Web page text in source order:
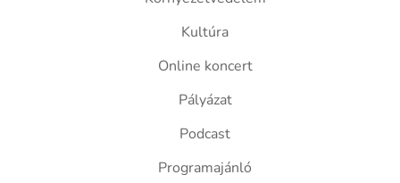
Kultúra
Online koncert
Pályázat
Podcast
Programajánló